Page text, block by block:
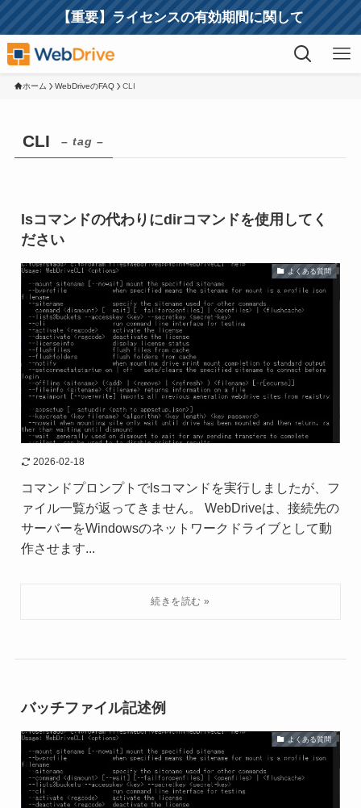
【重要】ライセンスの有効期間に関して
ホーム WebDriveのFAQ CLI
CLI – tag –
lsコマンドの代わりにdirコマンドを使用してく
ださい
よくある質問
2026-02-18
コマンドプロンプトでlsコマンドを実行しましたが、フ
ァイル一覧が返ってきません。 WebDriveは、接続先の
サーバーをWindowsのネットワークドライブとして動
作させます...
バッチファイル記述例
よくある質問